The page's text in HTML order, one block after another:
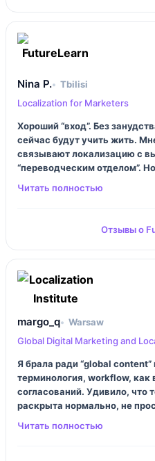
Nina P.
Tbilisi
Localization for Marketers
Хороший “вход”. Без
сейчас будут учить жить.
связывают локализацию с
“переводческим отделом”.
инструментов и таблиц —
Отзывы о
margo_q
Warsaw
Global Digital Marketing and
Я брала ради “global
терминология, workflow, как
согласований. Удивило, что
раскрыта нормально, не
время и дисциплина, иначе